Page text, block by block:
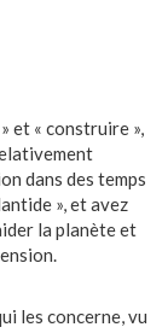
et « construire »,
dans des temps
», et avez
la planète et
les concerne, vu